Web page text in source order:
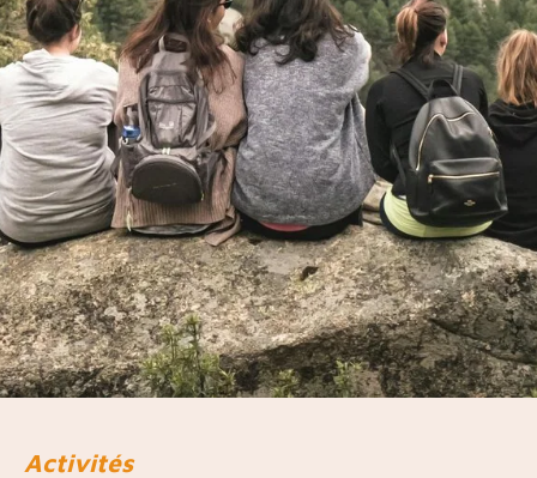
Activités